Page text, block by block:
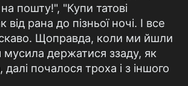
пошту!", "Купи татові
рана до пізньої ночі. І все
Щоправда, коли ми йшли
мусила держатися ззаду, як
почалося троха і з іншого